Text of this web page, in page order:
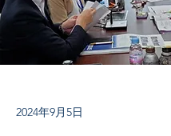
2024年9月5日